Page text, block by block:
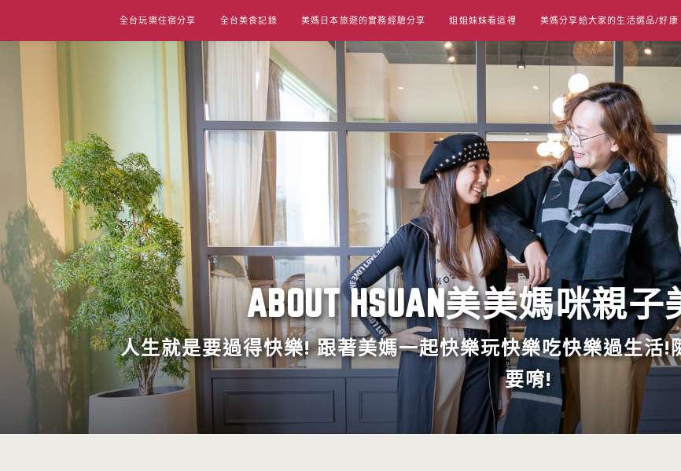
content
全台玩樂住宿分享 全台美食記錄 美媽日本旅遊的實務經驗分享 姐姐妹妹看這裡 美媽分享給大家的生活選品/好康
ABOUT HSUAN美美媽咪親
人生就是要過得快樂! 跟著美媽一起快樂玩快樂吃快樂過生活!
要唷!